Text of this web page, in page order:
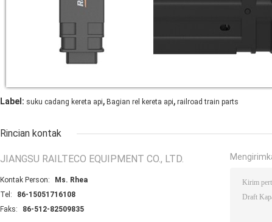
Label: suku cadang kereta api, Bagian rel kereta api, railroad train parts
Rincian kontak
JIANGSU RAILTECO EQUIPMENT CO., LTD.
Kontak Person:
Ms. Rhea
Tel:
86-15051716108
Faks:
86-512-82509835